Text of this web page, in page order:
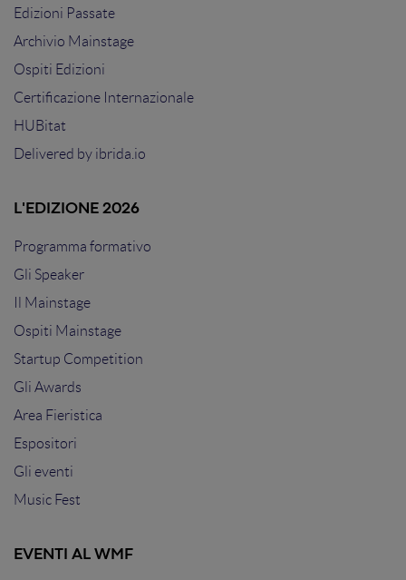
Edizioni Passate
Archivio Mainstage
Ospiti Edizioni
Certificazione Internazionale
HUBitat
Delivered by ibrida.io
L'EDIZIONE 2026
Programma formativo
Gli Speaker
Il Mainstage
Ospiti Mainstage
Startup Competition
Gli Awards
Area Fieristica
Espositori
Gli eventi
Music Fest
EVENTI AL WMF